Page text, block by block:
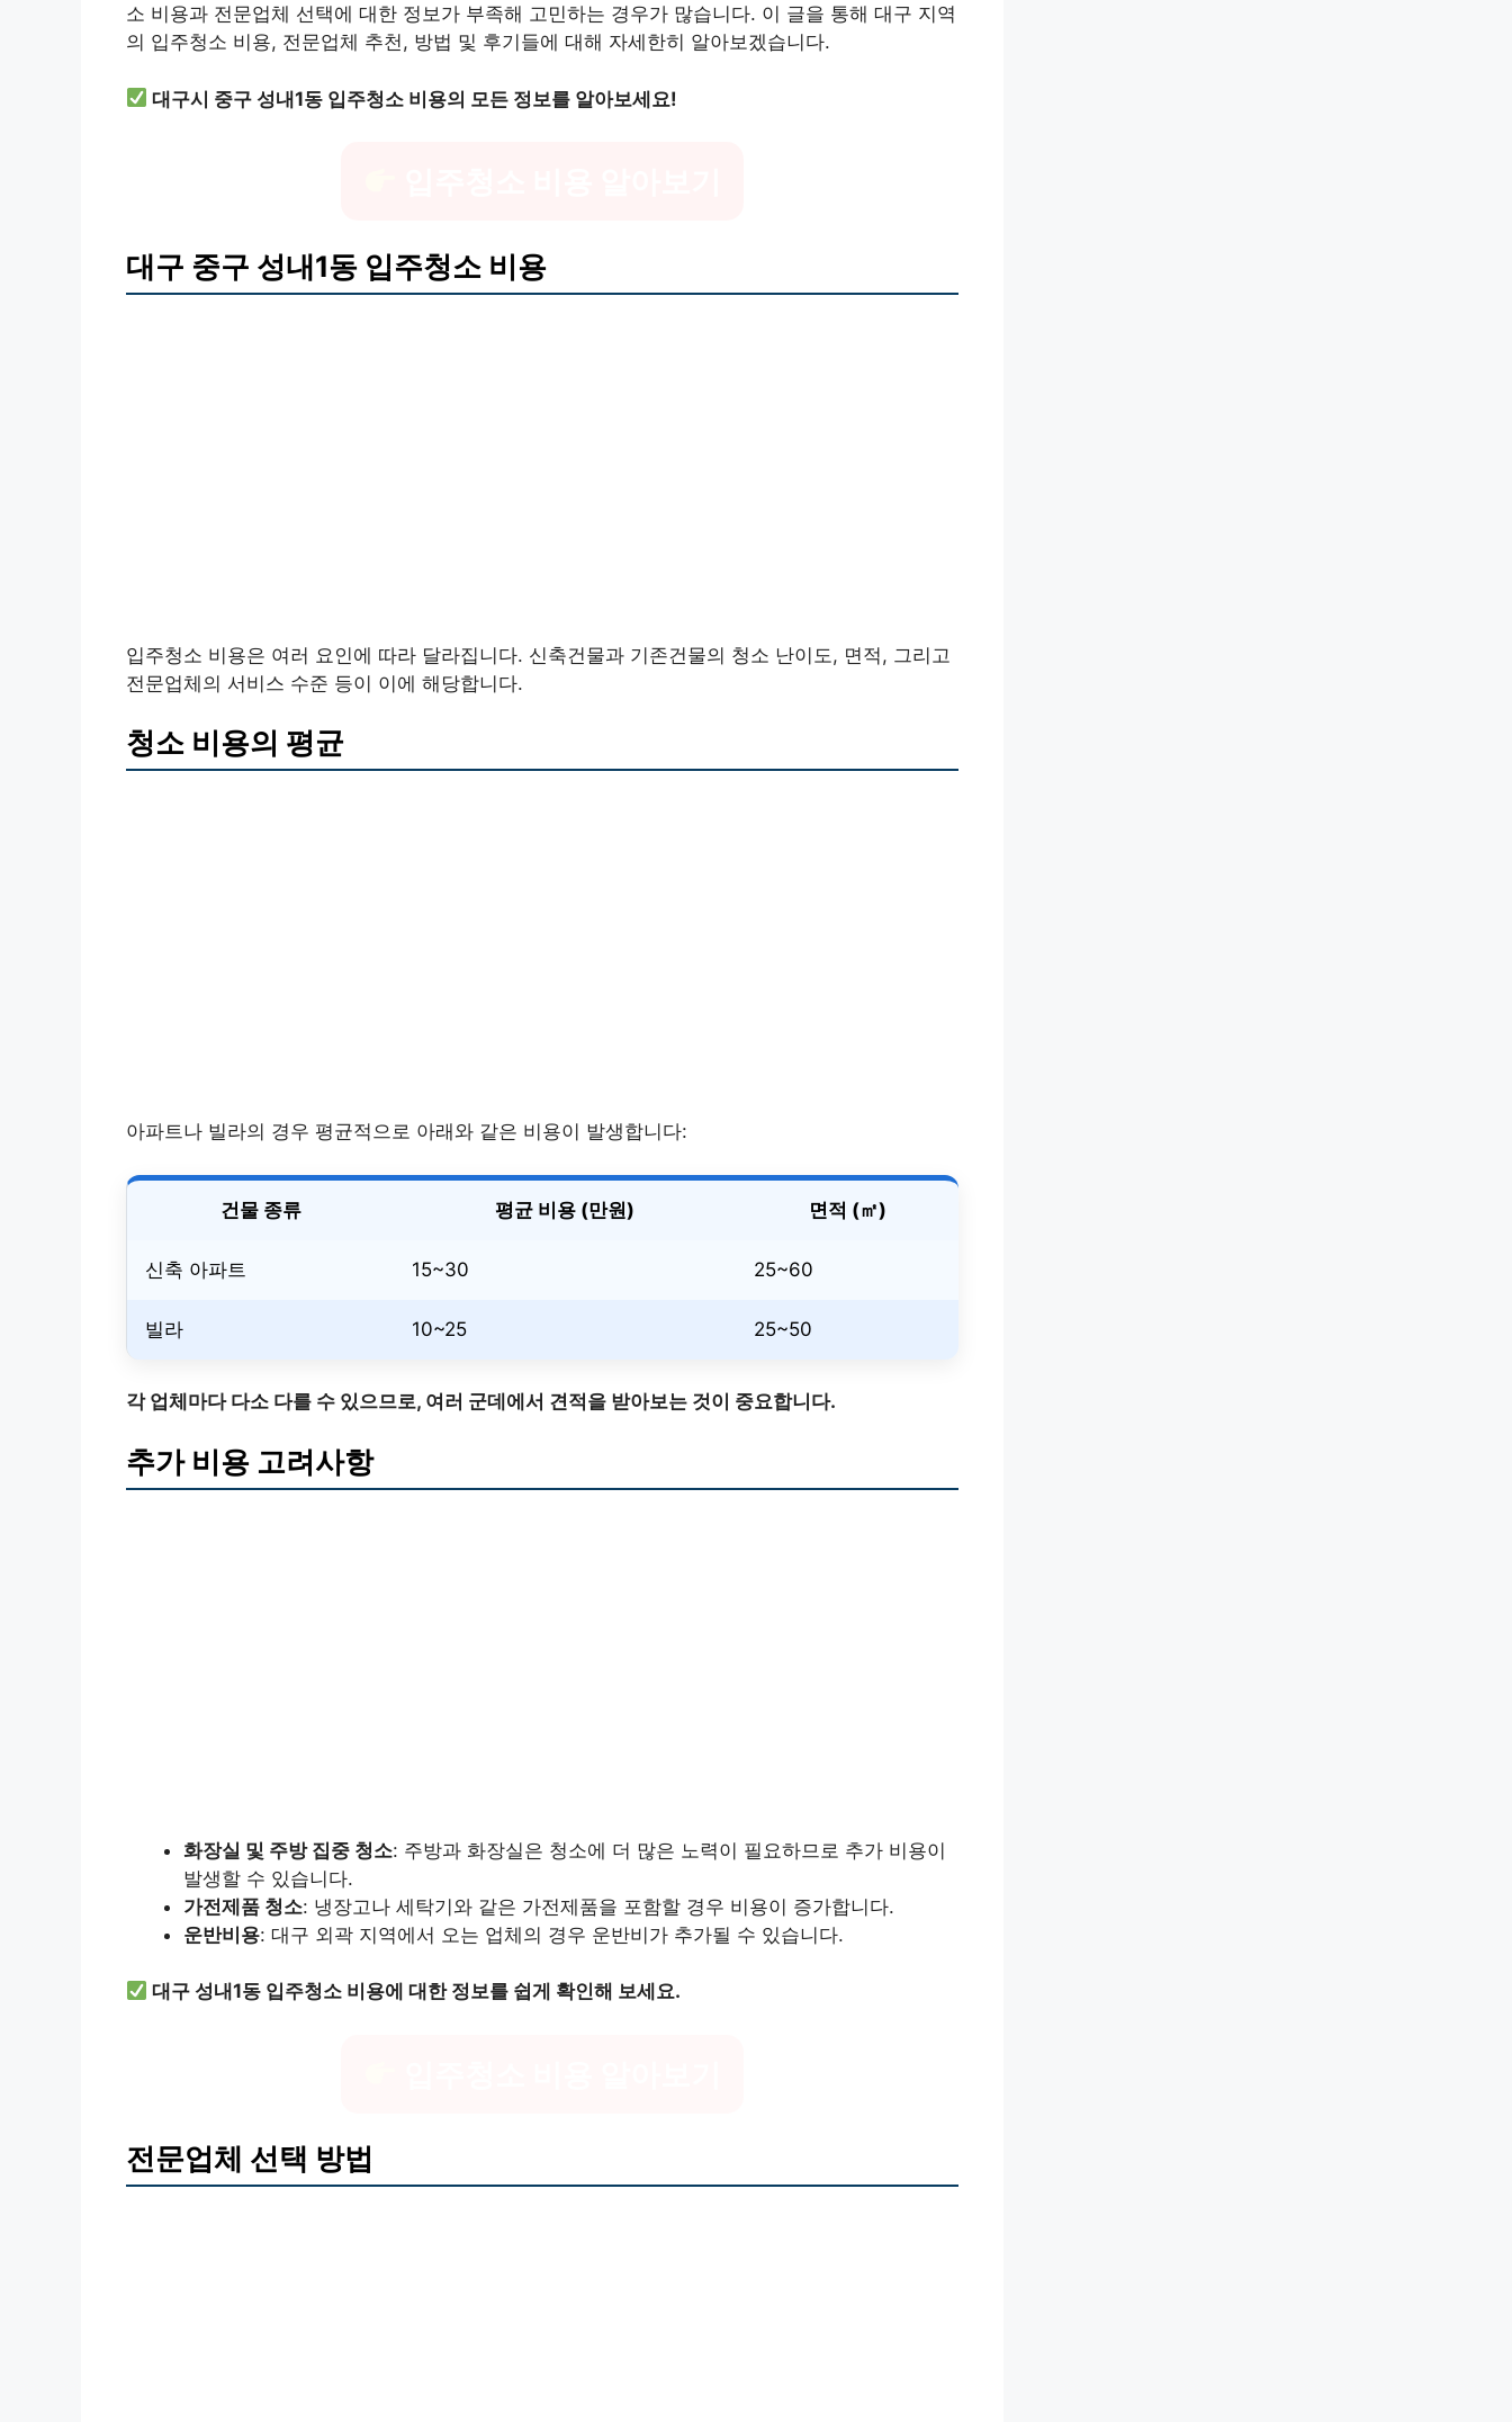
소 비용과 전문업체 선택에 대한 정보가 부족해 고민하는 경우가 많습니다. 이 글을 통해 대구 지역
의 입주청소 비용, 전문업체 추천, 방법 및 후기들에 대해 자세한히 알아보겠습니다.
대구시 중구 성내1동 입주청소 비용의 모든 정보를 알아보세요!
대구 중구 성내1동 입주청소 비용
입주청소 비용은 여러 요인에 따라 달라집니다. 신축건물과 기존건물의 청소 난이도, 면적, 그리고
전문업체의 서비스 수준 등이 이에 해당합니다.
청소 비용의 평균
아파트나 빌라의 경우 평균적으로 아래와 같은 비용이 발생합니다:
건물 종류 평균 비용 (만원) 면적 (㎡)
신축 아파트 15~30 25~60
빌라 10~25 25~50
각 업체마다 다소 다를 수 있으므로, 여러 군데에서 견적을 받아보는 것이 중요합니다.
추가 비용 고려사항
화장실 및 주방 집중 청소: 주방과 화장실은 청소에 더 많은 노력이 필요하므로 추가 비용이
발생할 수 있습니다.
가전제품 청소: 냉장고나 세탁기와 같은 가전제품을 포함할 경우 비용이 증가합니다.
운반비용: 대구 외곽 지역에서 오는 업체의 경우 운반비가 추가될 수 있습니다.
대구 성내1동 입주청소 비용에 대한 정보를 쉽게 확인해 보세요.
전문업체 선택 방법